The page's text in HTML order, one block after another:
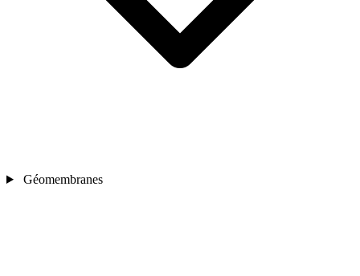
Géomembranes